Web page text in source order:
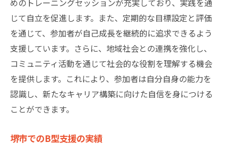
めのトレーニングセッションが充実しており、実践を通
じて自立を促進します。また、定期的な目標設定と評価
を通じて、参加者が自己成長を継続的に追求できるよう
支援しています。さらに、地域社会との連携を強化し、
コミュニティ活動を通じて社会的な役割を理解する機会
を提供します。これにより、参加者は自分自身の能力を
認識し、新たなキャリア構築に向けた自信を身につける
ことができます。
堺市でのB型支援の実績